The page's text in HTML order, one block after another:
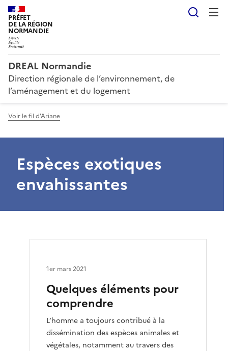
PRÉFET
DE LA RÉGION
NORMANDIE
DREAL Normandie
Direction régionale de l’environnement, de
l’aménagement et du logement
Voir le fil d'Ariane
Espèces exotiques
envahissantes
Quelques éléments pour
comprendre
L’homme a toujours contribué à la
dissémination des espèces animales et
végétales, notamment au travers des
1er mars 2021